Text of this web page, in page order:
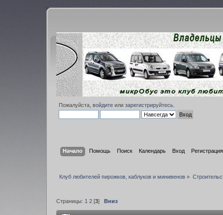
Пожалуйста,войдите илизарегистрируйтесь
Начало Помощь Поиск Календарь Вход Регистрация
Клуб любителей пирожков, каблуков и минивенов »
Страницы: 1 2 [3] Вниз